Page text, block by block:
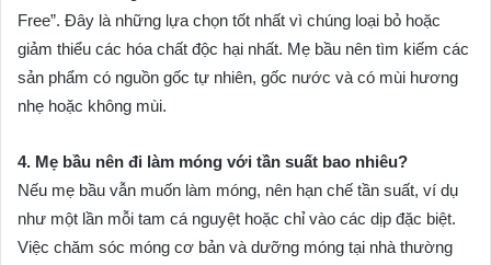
Free”. Đây là những lựa chọn tốt nhất vì chúng loại bỏ hoặc
giảm thiểu các hóa chất độc hại nhất. Mẹ bầu nên tìm kiếm các
sản phẩm có nguồn gốc tự nhiên, gốc nước và có mùi hương
nhẹ hoặc không mùi.
4. Mẹ bầu nên đi làm móng với tần suất bao nhiêu?
Nếu mẹ bầu vẫn muốn làm móng, nên hạn chế tần suất, ví dụ
như một lần mỗi tam cá nguyệt hoặc chỉ vào các dịp đặc biệt.
Việc chăm sóc móng cơ bản và dưỡng móng tại nhà thường